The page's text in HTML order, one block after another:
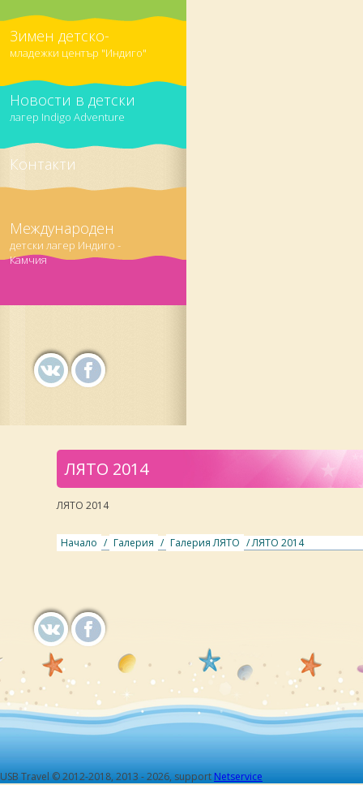
Зимен детско-
младежки център "Индиго"
Новости в детски
лагер Indigo Adventure
Контакти
Международен
детски лагер Индиго -
Камчия
ЛЯТО 2014
ЛЯТО 2014
Начало / Галерия / Галерия ЛЯТО / ЛЯТО 2014
USB Travel © 2012-2018, 2013 - 2026, supportNetservice